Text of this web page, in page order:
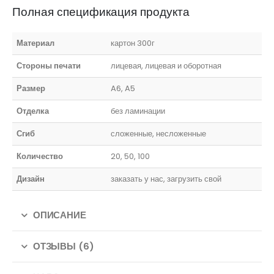
Полная спецификация продукта
Материал
картон 300г
Стороны печати
лицевая, лицевая и оборотная
Размер
A6, A5
Отделка
без ламинации
Сгиб
сложенные, несложенные
Количество
20, 50, 100
Дизайн
заказать у нас, загрузить свой
ОПИСАНИЕ
ОТЗЫВЫ (6)